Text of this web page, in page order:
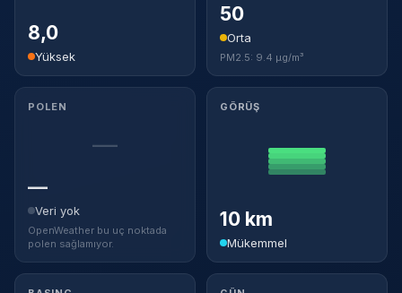
8,0
Yüksek
50
Orta
PM2.5: 9.4 µg/m³
POLEN
—
—
Veri yok
OpenWeather bu uç noktada
polen sağlamıyor.
GÖRÜŞ
10 km
Mükemmel